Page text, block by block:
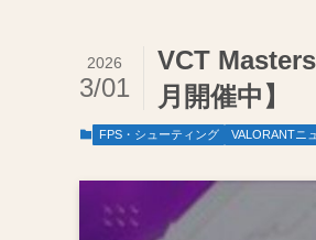
VCT
月開催中】
2026
3/01
FPS・シューティング VALORANTニ